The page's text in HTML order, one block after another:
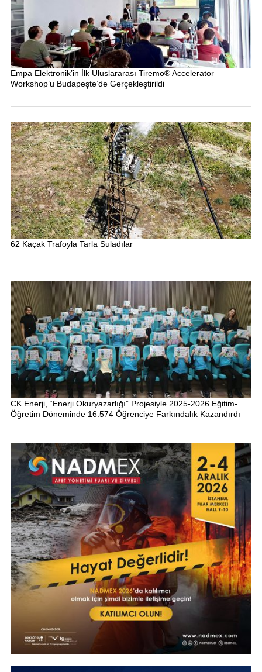
Empa Elektronik’in İlk Uluslararası Tiremo® Accelerator
Workshop’u Budapeşte’de Gerçekleştirildi
62 Kaçak Trafoyla Tarla Suladılar
CK Enerji, “Enerji Okuryazarlığı” Projesiyle 2025-2026 Eğitim-
Öğretim Döneminde 16.574 Öğrenciye Farkındalık Kazandırdı